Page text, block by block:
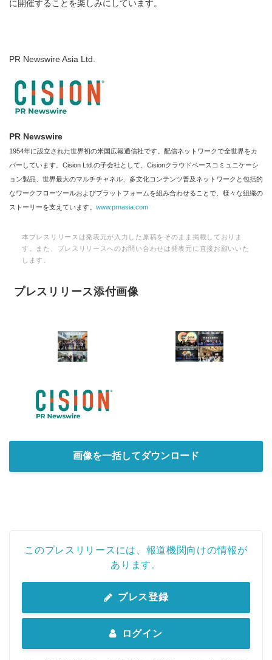
に開催することを楽しみにしています。
PR Newswire Asia Ltd.
PR Newswire
1954年に設立された世界初の米国広報通信社です。配信ネットワークで全世界をカ
バーしています。Cision Ltd.の子会社として、Cisionクラウドベースコミュニケーシ
ョン製品、世界最大のマルチチャネル、多文化コンテンツ普及ネットワークと包括的
なワークフローツールおよびプラットフォームを組み合わせることで、様々な組織の
ストーリーを支えています。 www.prnasia.com
本プレスリリースは発表元が入力した原稿をそのまま掲載しておりま
す。また、プレスリリースへのお問い合わせは発表元に直接お願いいた
します。
プレスリリース添付画像
画像を一括してダウンロード
このプレスリリースには、報道機関向けの情報が
あります。
プレス登録
ログイン